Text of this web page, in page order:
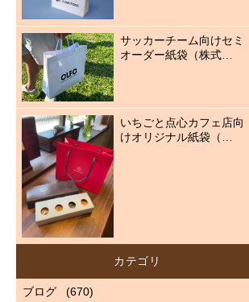
サッカーチーム向けセミ
オーダー紙袋（株式…
いちごと点心カフェ店向
けオリジナル紙袋（…
カテゴリ
ブログ
(670)